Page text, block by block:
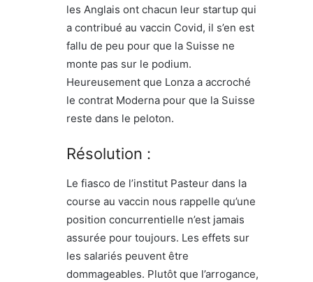
les Anglais ont chacun leur startup qui
a contribué au vaccin Covid, il s’en est
fallu de peu pour que la Suisse ne
monte pas sur le podium.
Heureusement que Lonza a accroché
le contrat Moderna pour que la Suisse
reste dans le peloton.
Résolution :
Le fiasco de l’institut Pasteur dans la
course au vaccin nous rappelle qu’une
position concurrentielle n’est jamais
assurée pour toujours. Les effets sur
les salariés peuvent être
dommageables. Plutôt que l’arrogance,